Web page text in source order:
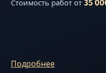
Стоимость работ от 35
Подробнее